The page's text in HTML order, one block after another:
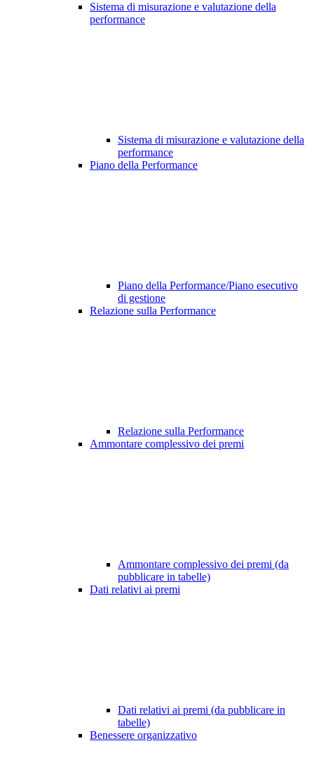
Sistema di misurazione e valutazione della
performance
Sistema di misurazione e valutazione della
performance
Piano della Performance
Piano della Performance/Piano esecutivo
di gestione
Relazione sulla Performance
Relazione sulla Performance
Ammontare complessivo dei premi
Ammontare complessivo dei premi (da
pubblicare in tabelle)
Dati relativi ai premi
Dati relativi ai premi (da pubblicare in
tabelle)
Benessere organizzativo